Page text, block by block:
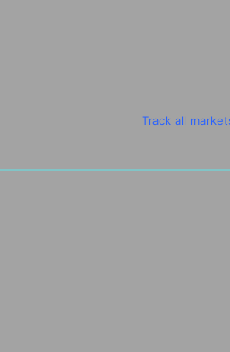
Track all